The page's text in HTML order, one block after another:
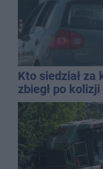
Kto siedział za
zbiegł po kolizji